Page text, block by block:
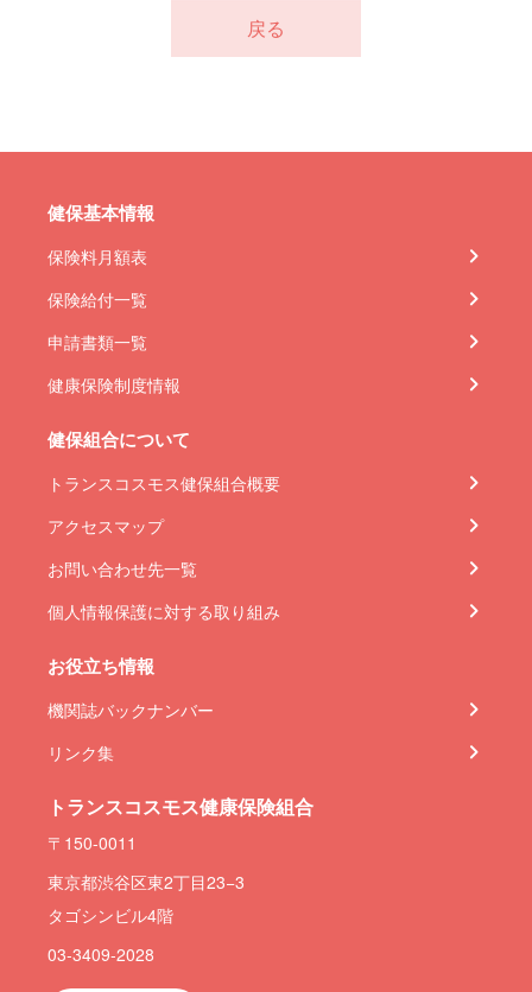
戻る
健保基本情報
保険料月額表
保険給付一覧
申請書類一覧
健康保険制度情報
健保組合について
トランスコスモス健保組合概要
アクセスマップ
お問い合わせ先一覧
個人情報保護に対する取り組み
お役立ち情報
機関誌バックナンバー
リンク集
トランスコスモス健康保険組合
〒150-0011
東京都渋谷区東2丁目23−3
タゴシンビル4階
03-3409-2028